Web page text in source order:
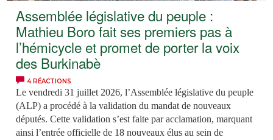
Assemblée législative du peuple :
Mathieu Boro fait ses premiers pas à
l’hémicycle et promet de porter la voix
des Burkinabè
4 RÉACTIONS
Le vendredi 31 juillet 2026, l’Assemblée législative du peuple
(ALP) a procédé à la validation du mandat de nouveaux
députés. Cette validation s’est faite par acclamation, marquant
ainsi l’entrée officielle de 18 nouveaux élus au sein de